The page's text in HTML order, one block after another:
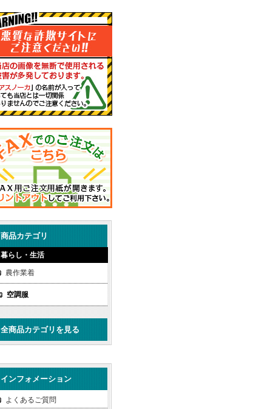
商品カテゴリ
暮らし・生活
農作業着
空調服
全商品カテゴリを見る
インフォメーション
よくあるご質問